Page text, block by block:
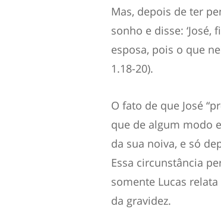
Mas, depois de ter
sonho e disse:
esposa, pois o que
1.18-20).
O fato de que José
que de algum modo
da sua noiva, e só
Essa circunstância
somente Lucas
da gravidez.